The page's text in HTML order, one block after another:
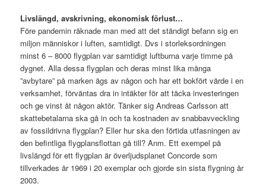
Livslängd, avskrivning, ekonomisk förlust…
Före pandemin räknade man med att det ständigt befann sig en
miljon människor i luften, samtidigt. Dvs i storleksordningen
minst 6 – 8000 flygplan var samtidigt luftburna varje timme på
dygnet. Alla dessa flygplan och deras minst lika många
”avbytare” på marken ägs av någon och har ett bokfört värde i en
verksamhet, förväntas dra in intäkter för att täcka investeringen
och ge vinst åt någon aktör. Tänker sig Andreas Carlsson att
skattebetalarna ska gå in och ta kostnaden av snabbavveckling
av fossildrivna flygplan? Eller hur ska den förtida utfasningen av
den befintliga flygplansflottan gå till? Anm. Ett exempel på
livslängd för ett flygplan är överljudsplanet Concorde som
tillverkades år 1969 i 20 exemplar och gjorde sin sista flygning år
2003.